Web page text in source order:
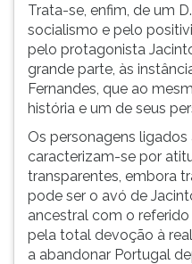
Trata-se, enfim, de um
socialismo e pelo
pelo protagonista
grande parte, às
Fernandes, que ao
história e um de seus
Os personagens
caracterizam-se por
transparentes, embora
pode ser o avó de
ancestral com o
pela total devoção à
a abandonar Portugal